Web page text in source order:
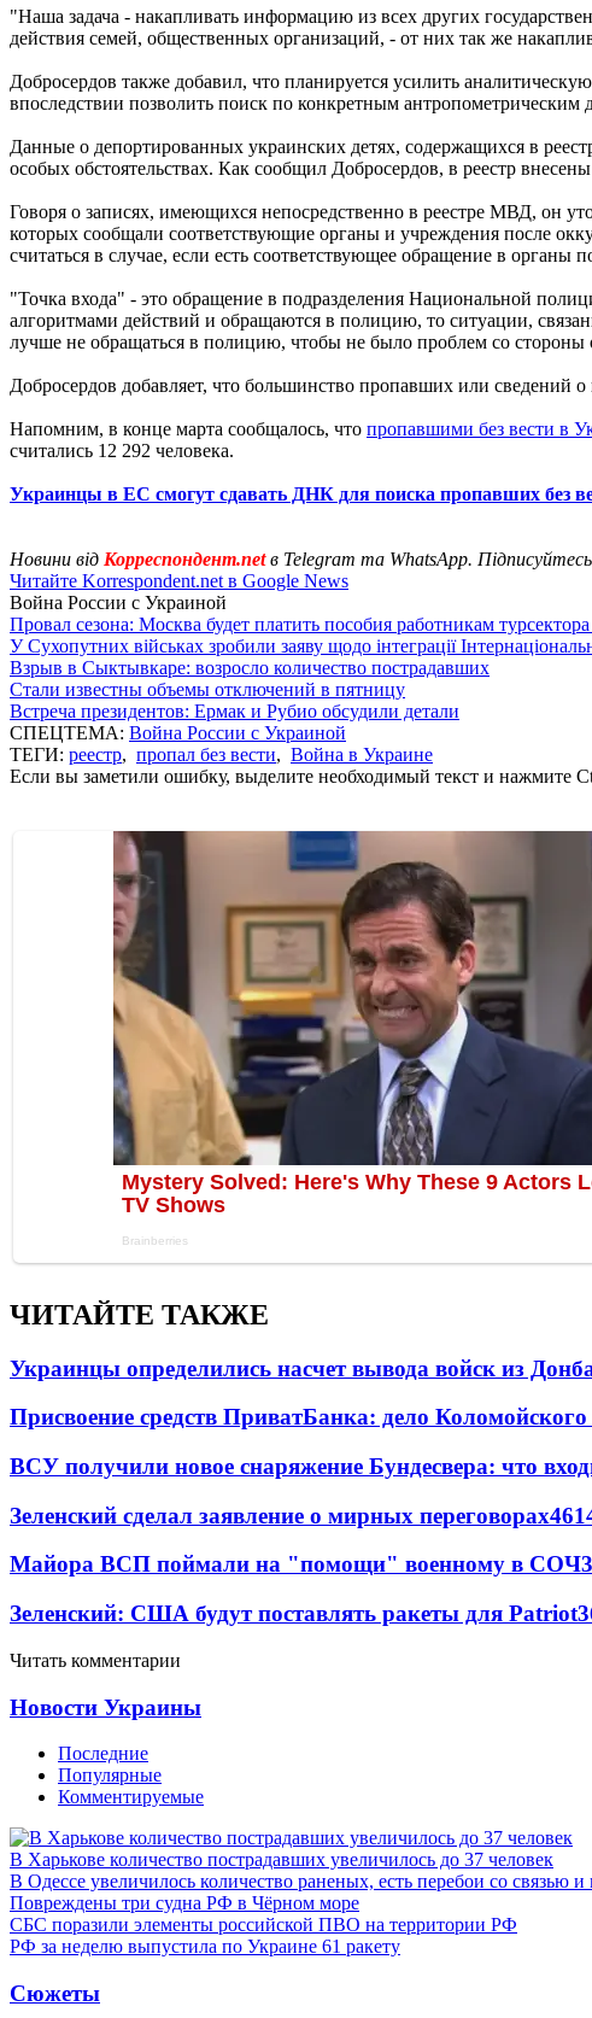
"Наша задача - накапливать информацию из всех других
действия семей, общественных организаций, - от них так же
Добросердов также добавил, что планируется усилить
впоследствии позволить поиск по конкретным
Данные о депортированных украинских детях, содержащихся в
особых обстоятельствах. Как сообщил Добросердов, в реестр
Говоря о записях, имеющихся непосредственно в реестре МВД, он
которых сообщали соответствующие органы и учреждения после
считаться в случае, если есть соответствующее обращение в органы
"Точка входа" - это обращение в подразделения Национальной
алгоритмами действий и обращаются в полицию, то ситуации,
лучше не обращаться в полицию, чтобы не было проблем со стороны
Добросердов добавляет, что большинство пропавших или сведений
Напомним, в конце марта сообщалось, что пропавшими без вести в
считались 12 292 человека.
Украинцы в ЕС смогут сдавать ДНК для поиска пропавших без
Новини від Корреспондент.netв Telegram та WhatsApp.
Читайте Korrespondent.net в Google News
Война России с Украиной
Провал сезона: Москва будет платить пособия работникам
У Сухопутних військах зробили заяву щодо інтеграції
Взрыв в Сыктывкаре: возросло количество пострадавших
Стали известны объемы отключений в пятницу
Встреча президентов: Ермак и Рубио обсудили детали
СПЕЦТЕМА: Война России с Украиной
ТЕГИ: реестр, пропал без вести, Война в Украине
Если вы заметили ошибку, выделите необходимый текст и нажмите
ЧИТАЙТЕ ТАКЖЕ
Украинцы определились насчет вывода войск из
Присвоение средств ПриватБанка: дело Коломойского
ВСУ получили новое снаряжение Бундесвера: что
Зеленский сделал заявление о мирных переговорах
Майора ВСП поймали на "помощи" военному в СОЧ
Зеленский: США будут поставлять ракеты для Patriot
Читать комментарии
Новости Украины
Последние
Популярные
Комментируемые
В Харькове количество пострадавших увеличилось до 37 человек
В Одессе увеличилось количество раненых, есть перебои со связью и
Повреждены три судна РФ в Чёрном море
СБС поразили элементы российской ПВО на территории РФ
РФ за неделю выпустила по Украине 61 ракету
Сюжеты